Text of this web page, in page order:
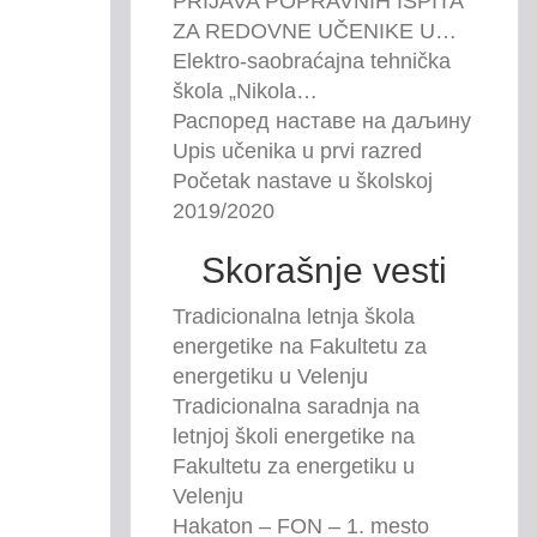
ZA REDOVNE UČENIKE U…
Elektro-saobraćajna tehnička
škola „Nikola…
Распоред наставе на даљину
Upis učenika u prvi razred
Početak nastave u školskoj
2019/2020
Skorašnje vesti
Tradicionalna letnja škola
energetike na Fakultetu za
energetiku u Velenju
Tradicionalna saradnja na
letnjoj školi energetike na
Fakultetu za energetiku u
Velenju
Hakaton – FON – 1. mesto